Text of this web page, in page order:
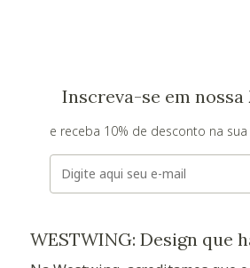
Inscreva-se em nossa
e receba 10% de desconto na
E-mail
WESTWING: Design que